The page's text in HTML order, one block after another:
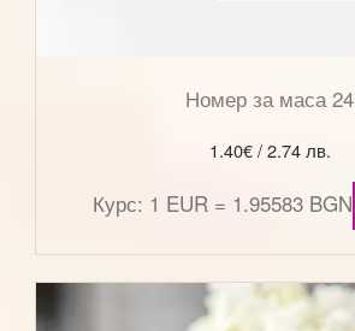
Номер за маса 24
1.40€/ 2.74 лв.
Курс: 1 EUR = 1.95583 BGN